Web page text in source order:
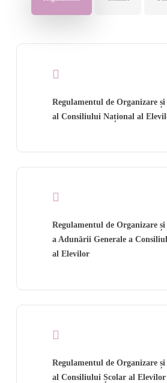
Regulamentul de Organizare
al Consiliului Național al
Regulamentul de Organizare și
a Adunării Generale a
al Elevilor
Regulamentul de Organizare
al Consiliului Școlar al